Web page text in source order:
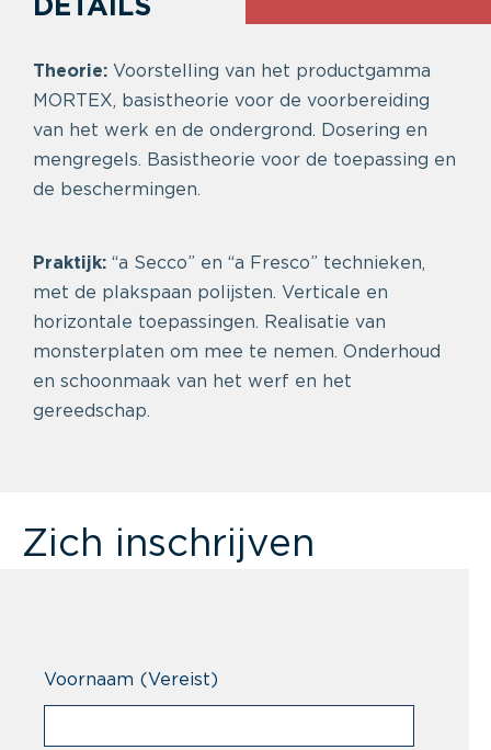
DETAILS
Theorie: Voorstelling van het productgamma
MORTEX, basistheorie voor de voorbereiding
van het werk en de ondergrond. Dosering en
mengregels. Basistheorie voor de toepassing en
de beschermingen.
Praktijk: “a Secco” en “a Fresco” technieken,
met de plakspaan polijsten. Verticale en
horizontale toepassingen. Realisatie van
monsterplaten om mee te nemen. Onderhoud
en schoonmaak van het werf en het
gereedschap.
Zich inschrijven
Voornaam (Vereist)